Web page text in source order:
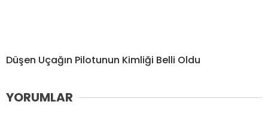
Düşen Uçağın Pilotunun Kimliği Belli Oldu
YORUMLAR